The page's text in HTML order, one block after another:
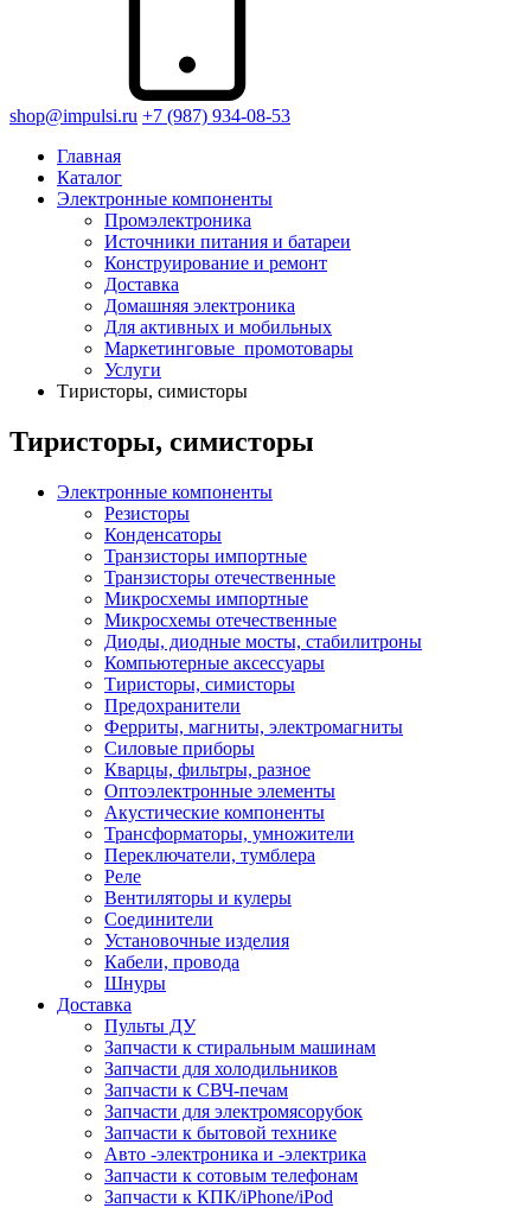
shop@impulsi.ru +7 (987) 934-08-53
Главная
Каталог
Электронные компоненты
Промэлектроника
Источники питания и батареи
Конструирование и ремонт
Доставка
Домашняя электроника
Для активных и мобильных
Маркетинговые_промотовары
Услуги
Тиристоры, симисторы
Тиристоры, симисторы
Электронные компоненты
Резисторы
Конденсаторы
Транзисторы импортные
Транзисторы отечественные
Микросхемы импортные
Микросхемы отечественные
Диоды, диодные мосты, стабилитроны
Компьютерные аксессуары
Тиристоры, симисторы
Предохранители
Ферриты, магниты, электромагниты
Силовые приборы
Кварцы, фильтры, разное
Оптоэлектронные элементы
Акустические компоненты
Трансформаторы, умножители
Переключатели, тумблера
Реле
Вентиляторы и кулеры
Соединители
Установочные изделия
Кабели, провода
Шнуры
Доставка
Пульты ДУ
Запчасти к стиральным машинам
Запчасти для холодильников
Запчасти к СВЧ-печам
Запчасти для электромясорубок
Запчасти к бытовой технике
Авто -электроника и -электрика
Запчасти к сотовым телефонам
Запчасти к КПК/iPhone/iPod